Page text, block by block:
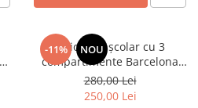
-11% NOU
Ghiozdan școlar cu 3
compartimente Barcelona
AB340 Astrabag albastru/rosu
280,00 Lei
250,00 Lei